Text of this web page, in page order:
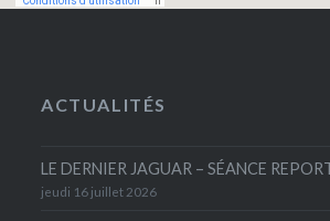
ACTUALITÉS
LE DERNIER JAGUAR – SÉANCE
jeudi 16 juillet 2026